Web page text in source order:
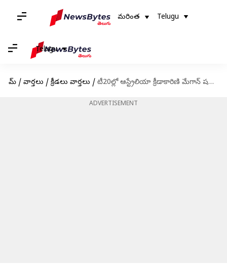
మరింత Telugu
Telugu
హోమ్ / వార్తలు / క్రీడలు వార్తలు / టీ20ల్లో ఆస్ట్రేలియా క్రీడాకారిణి మేగాన్ షట్ అద్భుత రికార్డు
ADVERTISEMENT